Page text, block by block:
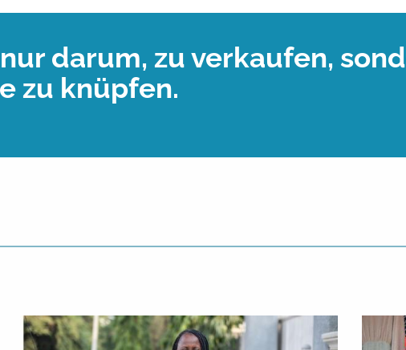
darum, zu verkaufen,
zu knüpfen.